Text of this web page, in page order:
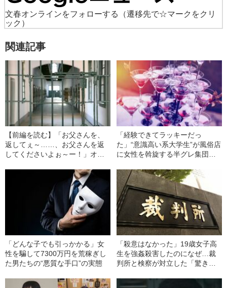
文春オンラインをフォローする
（遷移先で☆マークをクリ
ック）
関連記事
【前編を読む】「お父さんを、
返してぇ～……、お父さんを返
してくださいよぉ～ー！」オウ
「経験できてラッキーだっ
た」“意識高い系大学生”が風俗店
に女性を斡旋する半グレ集団に
「どんな子でも引っかかる」女
性を騙して7300万円を荒稼ぎし
た男たちの“悪質な手口”の実態
「殺意はなかった」19歳女子高
生を強姦殺害したのになぜ…裁
判所と検察が対立した「驚きの